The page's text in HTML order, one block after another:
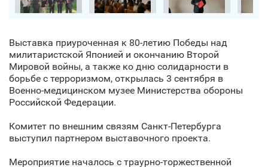
Выставка приуроченная к 80-летию Победы над
милитаристской Японией и окончанию Второй
Мировой войны, а также ко дню солидарности в
борьбе с терроризмом, открылась 3 сентября в
Военно-медицинском музее Министерства обороны
Российской Федерации.
Комитет по внешним связям Санкт‑Петербурга
выступил партнером выставочного проекта.
Мероприятие началось с траурно-торжественной